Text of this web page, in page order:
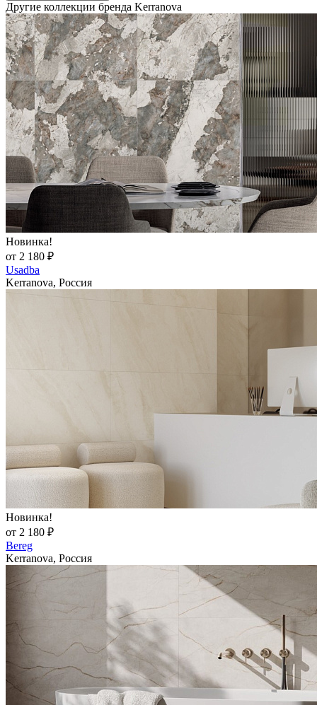
Другие коллекции бренда Kerranova
Новинка!
от 2 180 ₽
Usadba
Kerranova, Россия
Новинка!
от 2 180 ₽
Bereg
Kerranova, Россия